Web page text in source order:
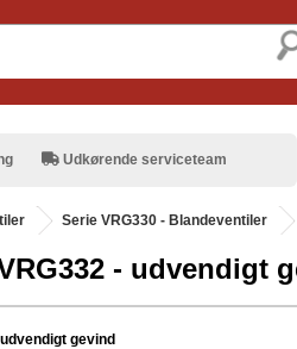
Udkørende serviceteam
Serie VRG330 - Blandeventiler
- udvendigt
gevind